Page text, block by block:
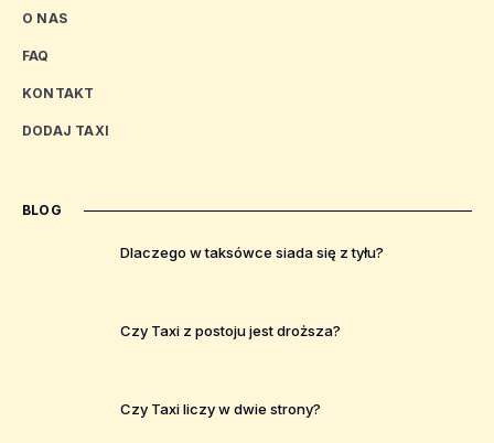
O NAS
FAQ
KONTAKT
DODAJ TAXI
BLOG
Dlaczego w taksówce siada się z tyłu?
Czy Taxi z postoju jest droższa?
Czy Taxi liczy w dwie strony?